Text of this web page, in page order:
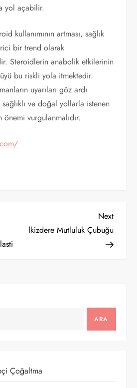
yol açabilir.
kullanımının artması, sağlık
bir trend olarak
Steroidlerin anabolik etkilerinin
bu riskli yola itmektedir.
uyarıları göz ardı
ve doğal yollarla istenen
önemi vurgulanmalıdır.
Next
Post
Next
İkizdere Mutluluk Çubuğu
ARA
Çoğaltma